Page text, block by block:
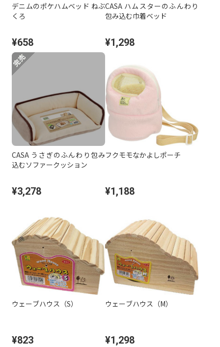
デニムのポケハムベッド ねぶ
くろ
¥658
CASA ハムスターのふんわり
包み込む巾着ベッド
¥1,298
CASA うさぎのふんわり包み
込むソファークッション
¥3,278
フクモモなかよしポーチ
¥1,188
ウェーブハウス（S）
¥823
ウェーブハウス（M）
¥1,298